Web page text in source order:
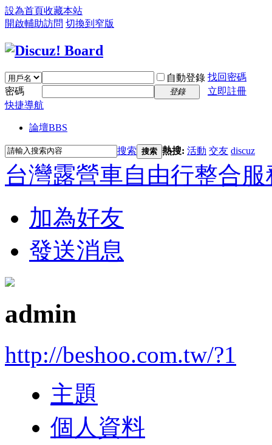
設為首頁收藏本站
開啟輔助訪問 切換到窄版
自動登錄 找回密碼
密碼
登錄
立即註冊
快捷導航
論壇BBS
搜索 搜索 熱搜: 活動 交友 discuz
台灣露營車自由行整合
加為好友
發送消息
admin
http://beshoo.com.tw/?1
主題
個人資料